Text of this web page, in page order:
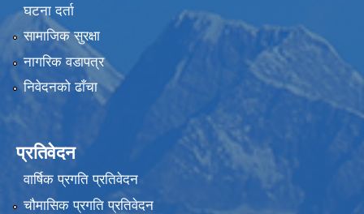
घटना दर्ता
सामाजिक सुरक्षा
नागरिक वडापत्र
निवेदनको ढाँचा
प्रतिवेदन
वार्षिक प्रगति प्रतिवेदन
चौमासिक प्रगति प्रतिवेदन